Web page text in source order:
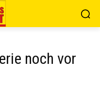
noch vor